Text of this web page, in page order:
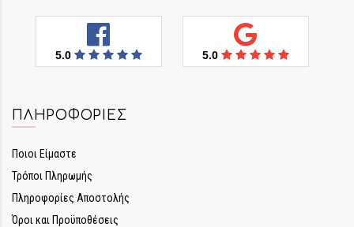
5.0 5.0
ΠΛΗΡΟΦΟΡΊΕΣ
Ποιοι Είμαστε
Τρόποι Πληρωμής
Πληροφορίες Αποστολής
Όροι και Προϋποθέσεις